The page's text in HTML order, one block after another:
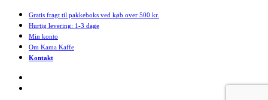
Gratis fragt til pakkeboks ved køb over 500 kr.
Hurtig levering: 1-3 dage
Min konto
Om Kama Kaffe
Kontakt